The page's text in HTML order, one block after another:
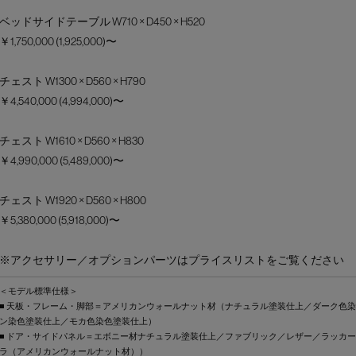
ベッドサイドテーブル W710 × D450 × H520
￥1,750,000 (1,925,000)〜
チェスト W1300 × D560 × H790
￥4,540,000 (4,994,000)〜
チェスト W1610 × D560 × H830
￥4,990,000 (5,489,000)〜
チェスト W1920 × D560 × H800
￥5,380,000 (5,918,000)〜
※アクセサリー／オプションパーツはプライスリストをご覧ください
＜モデル標準仕様＞
■ 天板・フレーム・脚部＝アメリカンウォールナット材（ナチュラル塗装仕上／ダーク色
ン染色塗装仕上／モカ色染色塗装仕上）
■ ドア・サイドパネル＝エボニー材ナチュラル塗装仕上／ファブリック／レザー／ラッカ
ラ（アメリカンウォールナット材））